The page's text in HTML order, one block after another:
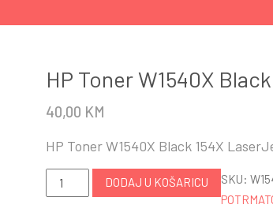
HP Toner W1540X
40,00 KM
HP Toner W1540X Black 154X
HP
Toner
DODAJ U KOŠARICU SKU: